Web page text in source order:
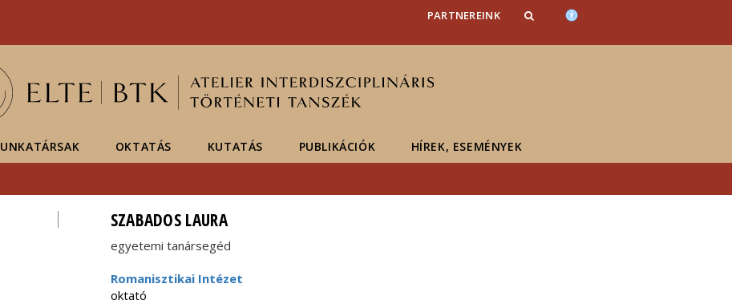
sajtóban
PARTNEREINK
OKTATÁS KUTATÁS PUBLIKÁCIÓK HÍREK, ESEMÉNYEK
SZABADOS LAURA
egyetemi tanársegéd
Romanisztikai Intézet
oktató